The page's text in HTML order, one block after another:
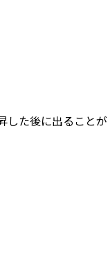
た後に出ることが